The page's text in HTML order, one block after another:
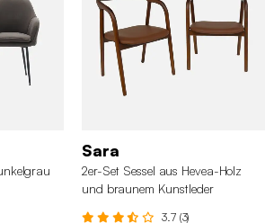
Sara
2er-Set Sessel aus Hevea-Holz
und braunem Kunstleder
3.7 (3)